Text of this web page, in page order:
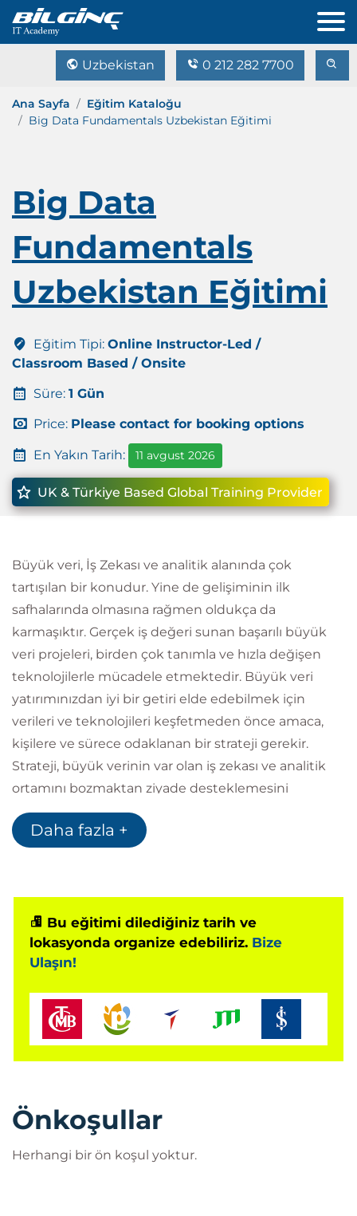
Uzbekistan 0 212 282 7700
Ana Sayfa
Eğitim Kataloğu
Big Data Fundamentals Uzbekistan Eğitimi
Big Data
Fundamentals
Uzbekistan Eğitimi
Eğitim Tipi: Online Instructor-Led /
Classroom Based / Onsite
Süre: 1 Gün
Price: Please contact for booking options
En Yakın Tarih: 11 avgust 2026
UK & Türkiye Based Global Training Provider
Büyük veri, İş Zekası ve analitik alanında çok
tartışılan bir konudur. Yine de gelişiminin ilk
safhalarında olmasına rağmen oldukça da
karmaşıktır. Gerçek iş değeri sunan başarılı büyük
veri projeleri, birden çok tanımla ve hızla değişen
teknolojilerle mücadele etmektedir. Büyük veri
yatırımınızdan iyi bir getiri elde edebilmek için
verileri ve teknolojileri keşfetmeden önce amaca,
kişilere ve sürece odaklanan bir strateji gerekir.
Strateji, büyük verinin var olan iş zekası ve analitik
ortamını bozmaktan ziyade desteklemesini
sağlayacak bir planlama ve mimariye imkan tanır.
Büyük veri ile başarıya hazırlanabilmek için tüm
Daha fazla +
Bu eğitimi dilediğiniz tarih ve
lokasyonda organize edebiliriz. Bize
Ulaşın!
Önkoşullar
Herhangi bir ön koşul yoktur.